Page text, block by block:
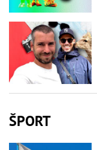
ŠPORT